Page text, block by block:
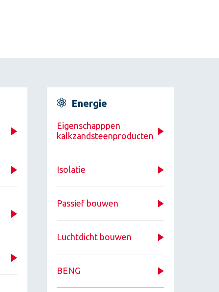
Energie
Eigenschapppen
kalkzandsteenproducten
Isolatie
Passief bouwen
Luchtdicht bouwen
BENG